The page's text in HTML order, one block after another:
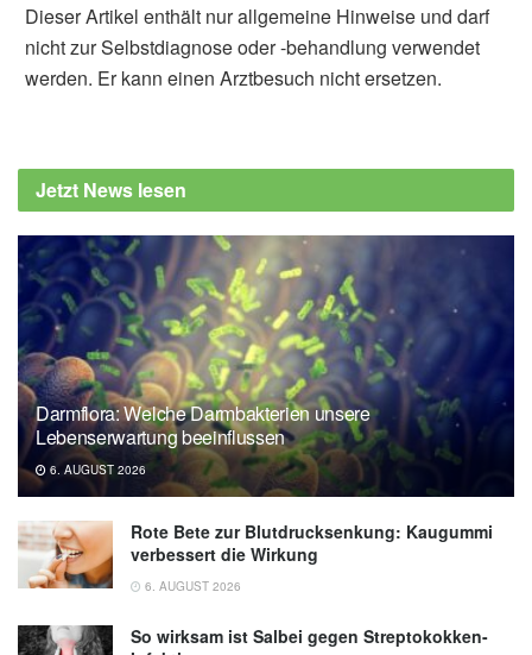
Dieser Artikel enthält nur allgemeine Hinweise und darf
nicht zur Selbstdiagnose oder -behandlung verwendet
werden. Er kann einen Arztbesuch nicht ersetzen.
Jetzt News lesen
Darmflora: Welche Darmbakterien unsere
Lebenserwartung beeinflussen
6. AUGUST 2026
Rote Bete zur Blutdrucksenkung: Kaugummi
verbessert die Wirkung
6. AUGUST 2026
So wirksam ist Salbei gegen Streptokokken-